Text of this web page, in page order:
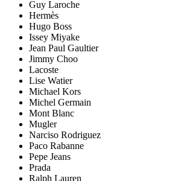
Guy Laroche
Hermès
Hugo Boss
Issey Miyake
Jean Paul Gaultier
Jimmy Choo
Lacoste
Lise Watier
Michael Kors
Michel Germain
Mont Blanc
Mugler
Narciso Rodriguez
Paco Rabanne
Pepe Jeans
Prada
Ralph Lauren